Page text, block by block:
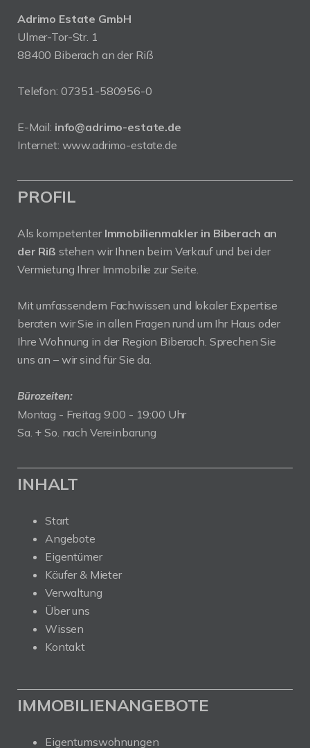
Adrimo Estate GmbH
Ulmer-Tor-Str. 1
88400 Biberach an der Riß
Telefon: 07351-580956-0
E-Mail: info@adrimo-estate.de
Internet: www.adrimo-estate.de
PROFIL
Als kompetenter Immobilienmakler in Biberach an
der Riß stehen wir Ihnen beim Verkauf und bei der
Vermietung Ihrer Immobilie zur Seite.
Mit umfassendem Fachwissen und lokaler Expertise
beraten wir Sie in allen Fragen rund um Ihr Haus oder
Ihre Wohnung in der Region Biberach. Sprechen Sie
uns an – wir sind für Sie da.
Bürozeiten:
Montag - Freitag 9:00 - 19:00 Uhr
Sa. + So. nach Vereinbarung
INHALT
Start
Angebote
Eigentümer
Käufer & Mieter
Verwaltung
Über uns
Wissen
Kontakt
IMMOBILIENANGEBOTE
Eigentumswohnungen